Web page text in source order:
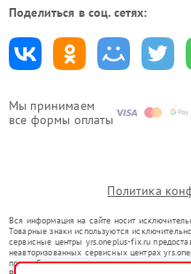
Мы принимаем
все формы оплаты
Поделиться в соц. сетях:
Политика
Вся информация на сайте носит
Товарные знаки используются
сервисные центры yrs.oneplus-fix.ru
неавторизованных сервисных центрах
правообладателями товарных знаков или их